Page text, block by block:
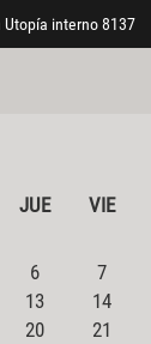
Utopía interno 8137
JUE VIE
6 7
13 14
20 21